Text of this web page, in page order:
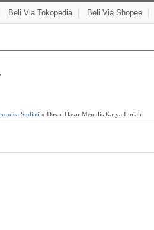
Beli Via Tokopedia Beli Via Shopee
Sudiati » Dasar-Dasar Menulis Karya Ilmiah